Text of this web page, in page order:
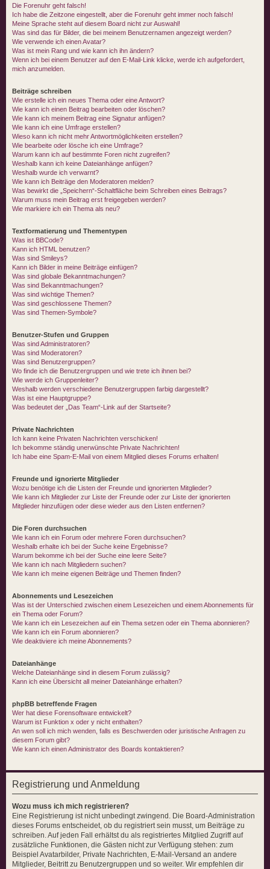
Die Forenuhr geht falsch!
Ich habe die Zeitzone eingestellt, aber die Forenuhr geht immer noch falsch!
Meine Sprache steht auf diesem Board nicht zur Auswahl!
Was sind das für Bilder, die bei meinem Benutzernamen angezeigt werden?
Wie verwende ich einen Avatar?
Was ist mein Rang und wie kann ich ihn ändern?
Wenn ich bei einem Benutzer auf den E-Mail-Link klicke, werde ich aufgefordert,
mich anzumelden.
Beiträge schreiben
Wie erstelle ich ein neues Thema oder eine Antwort?
Wie kann ich einen Beitrag bearbeiten oder löschen?
Wie kann ich meinem Beitrag eine Signatur anfügen?
Wie kann ich eine Umfrage erstellen?
Wieso kann ich nicht mehr Antwortmöglichkeiten erstellen?
Wie bearbeite oder lösche ich eine Umfrage?
Warum kann ich auf bestimmte Foren nicht zugreifen?
Weshalb kann ich keine Dateianhänge anfügen?
Weshalb wurde ich verwarnt?
Wie kann ich Beiträge den Moderatoren melden?
Was bewirkt die „Speichern“-Schaltfläche beim Schreiben eines Beitrags?
Warum muss mein Beitrag erst freigegeben werden?
Wie markiere ich ein Thema als neu?
Textformatierung und Thementypen
Was ist BBCode?
Kann ich HTML benutzen?
Was sind Smileys?
Kann ich Bilder in meine Beiträge einfügen?
Was sind globale Bekanntmachungen?
Was sind Bekanntmachungen?
Was sind wichtige Themen?
Was sind geschlossene Themen?
Was sind Themen-Symbole?
Benutzer-Stufen und Gruppen
Was sind Administratoren?
Was sind Moderatoren?
Was sind Benutzergruppen?
Wo finde ich die Benutzergruppen und wie trete ich ihnen bei?
Wie werde ich Gruppenleiter?
Weshalb werden verschiedene Benutzergruppen farbig dargestellt?
Was ist eine Hauptgruppe?
Was bedeutet der „Das Team“-Link auf der Startseite?
Private Nachrichten
Ich kann keine Privaten Nachrichten verschicken!
Ich bekomme ständig unerwünschte Private Nachrichten!
Ich habe eine Spam-E-Mail von einem Mitglied dieses Forums erhalten!
Freunde und ignorierte Mitglieder
Wozu benötige ich die Listen der Freunde und ignorierten Mitglieder?
Wie kann ich Mitglieder zur Liste der Freunde oder zur Liste der ignorierten
Mitglieder hinzufügen oder diese wieder aus den Listen entfernen?
Die Foren durchsuchen
Wie kann ich ein Forum oder mehrere Foren durchsuchen?
Weshalb erhalte ich bei der Suche keine Ergebnisse?
Warum bekomme ich bei der Suche eine leere Seite?
Wie kann ich nach Mitgliedern suchen?
Wie kann ich meine eigenen Beiträge und Themen finden?
Abonnements und Lesezeichen
Was ist der Unterschied zwischen einem Lesezeichen und einem Abonnements für
ein Thema oder Forum?
Wie kann ich ein Lesezeichen auf ein Thema setzen oder ein Thema abonnieren?
Wie kann ich ein Forum abonnieren?
Wie deaktiviere ich meine Abonnements?
Dateianhänge
Welche Dateianhänge sind in diesem Forum zulässig?
Kann ich eine Übersicht all meiner Dateianhänge erhalten?
phpBB betreffende Fragen
Wer hat diese Forensoftware entwickelt?
Warum ist Funktion x oder y nicht enthalten?
An wen soll ich mich wenden, falls es Beschwerden oder juristische Anfragen zu
diesem Forum gibt?
Wie kann ich einen Administrator des Boards kontaktieren?
Registrierung und Anmeldung
Wozu muss ich mich registrieren?
Eine Registrierung ist nicht unbedingt zwingend. Die Board-Administration
dieses Forums entscheidet, ob du registriert sein musst, um Beiträge zu
schreiben. Auf jeden Fall erhältst du als registriertes Mitglied Zugriff auf
zusätzliche Funktionen, die Gästen nicht zur Verfügung stehen: zum
Beispiel Avatarbilder, Private Nachrichten, E-Mail-Versand an andere
Mitglieder, Beitritt zu Benutzergruppen und so weiter. Wir empfehlen dir